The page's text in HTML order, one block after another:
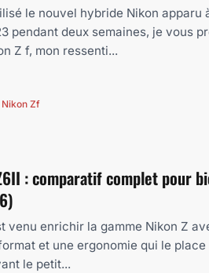
le nouvel hybride Nikon apparu
pendant deux semaines, je vous
Z f, mon ressenti...
Nikon Zf
: comparatif complet pour
venu enrichir la gamme Nikon Z
et une ergonomie qui le place
le petit...